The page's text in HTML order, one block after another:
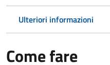
Ulteriori informazioni
Come fare